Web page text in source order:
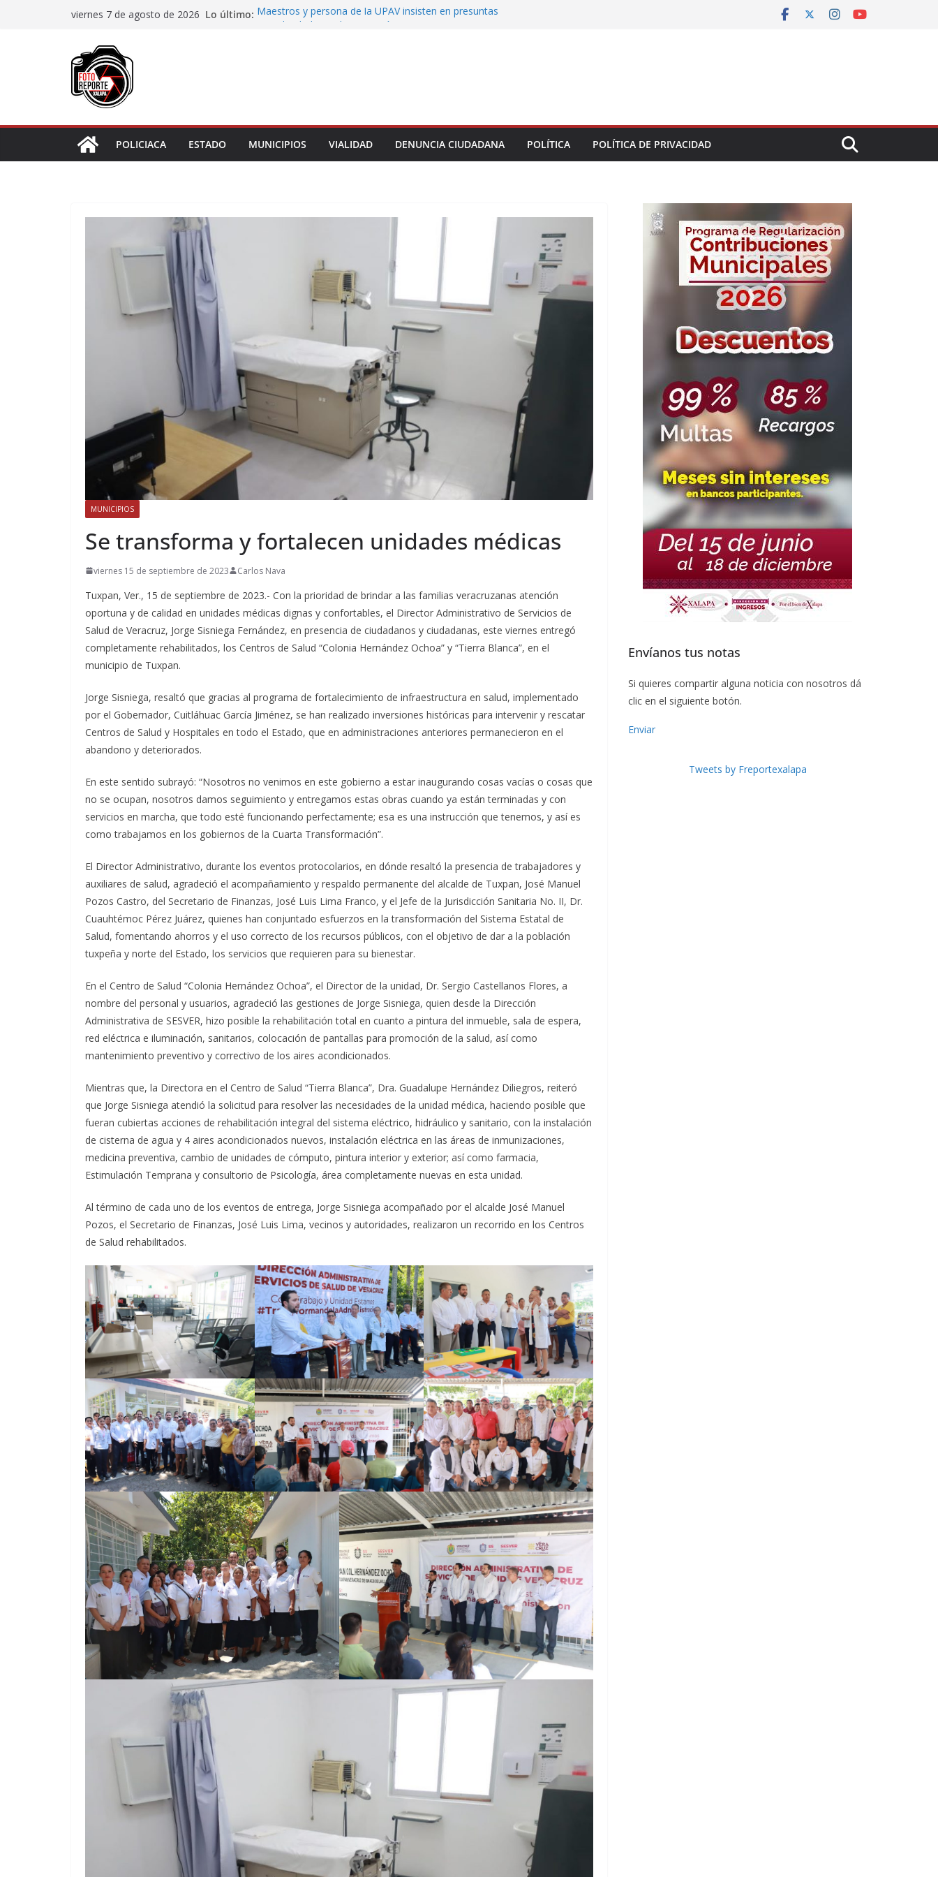
viernes 7 de agosto de 2026 Lo último: Maestros y persona de la UPAV insisten en presuntas
Impulsa Ayuntamiento de Veracruz la cultura de la prevención
en la niñez del municipio
POLICIACA ESTADO MUNICIPIOS VIALIDAD DENUNCIA CIUDADANA POLÍTICA POLÍTICA DE PRIVACIDAD
MUNICIPIOS
Se transforma y fortalecen unidades médicas
viernes 15 de septiembre de 2023 Carlos Nava
Tuxpan, Ver., 15 de septiembre de 2023.- Con la prioridad de brindar a las familias veracruzanas atención
oportuna y de calidad en unidades médicas dignas y confortables, el Director Administrativo de Servicios de
Salud de Veracruz, Jorge Sisniega Fernández, en presencia de ciudadanos y ciudadanas, este viernes entregó
completamente rehabilitados, los Centros de Salud “Colonia Hernández Ochoa” y “Tierra Blanca”, en el
municipio de Tuxpan.
Jorge Sisniega, resaltó que gracias al programa de fortalecimiento de infraestructura en salud, implementado
por el Gobernador, Cuitláhuac García Jiménez, se han realizado inversiones históricas para intervenir y rescatar
Centros de Salud y Hospitales en todo el Estado, que en administraciones anteriores permanecieron en el
abandono y deteriorados.
En este sentido subrayó: “Nosotros no venimos en este gobierno a estar inaugurando cosas vacías o cosas que
no se ocupan, nosotros damos seguimiento y entregamos estas obras cuando ya están terminadas y con
servicios en marcha, que todo esté funcionando perfectamente; esa es una instrucción que tenemos, y así es
como trabajamos en los gobiernos de la Cuarta Transformación”.
El Director Administrativo, durante los eventos protocolarios, en dónde resaltó la presencia de trabajadores y
auxiliares de salud, agradeció el acompañamiento y respaldo permanente del alcalde de Tuxpan, José Manuel
Pozos Castro, del Secretario de Finanzas, José Luis Lima Franco, y el Jefe de la Jurisdicción Sanitaria No. II, Dr.
Cuauhtémoc Pérez Juárez, quienes han conjuntado esfuerzos en la transformación del Sistema Estatal de
Salud, fomentando ahorros y el uso correcto de los recursos públicos, con el objetivo de dar a la población
tuxpeña y norte del Estado, los servicios que requieren para su bienestar.
En el Centro de Salud “Colonia Hernández Ochoa”, el Director de la unidad, Dr. Sergio Castellanos Flores, a
nombre del personal y usuarios, agradeció las gestiones de Jorge Sisniega, quien desde la Dirección
Administrativa de SESVER, hizo posible la rehabilitación total en cuanto a pintura del inmueble, sala de espera,
red eléctrica e iluminación, sanitarios, colocación de pantallas para promoción de la salud, así como
mantenimiento preventivo y correctivo de los aires acondicionados.
Mientras que, la Directora en el Centro de Salud “Tierra Blanca”, Dra. Guadalupe Hernández Diliegros, reiteró
que Jorge Sisniega atendió la solicitud para resolver las necesidades de la unidad médica, haciendo posible que
fueran cubiertas acciones de rehabilitación integral del sistema eléctrico, hidráulico y sanitario, con la instalación
de cisterna de agua y 4 aires acondicionados nuevos, instalación eléctrica en las áreas de inmunizaciones,
medicina preventiva, cambio de unidades de cómputo, pintura interior y exterior; así como farmacia,
Estimulación Temprana y consultorio de Psicología, área completamente nuevas en esta unidad.
Al término de cada uno de los eventos de entrega, Jorge Sisniega acompañado por el alcalde José Manuel
Pozos, el Secretario de Finanzas, José Luis Lima, vecinos y autoridades, realizaron un recorrido en los Centros
de Salud rehabilitados.
Envíanos tus notas
Si quieres compartir alguna noticia con nosotros dá
clic en el siguiente botón.
Enviar
Tweets by Freportexalapa